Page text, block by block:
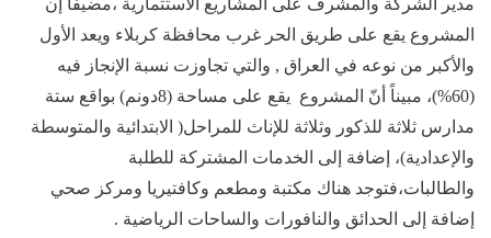
مدير الشركة والمشرف على المشاريع الاستثمارية ،مضيفاً إن
المشروع يقع على طريق الحر غرب محافظة كربلاء ويعد الأول
والأكبر من نوعه في العراق , والتي تجاوزت نسبة الإنجاز فيه
(60%)، مبيناً أنّ المشروع يقع على مساحة (8دونم) بواقع ستة
مدارس ثلاثة للذكور وثلاثة للإناث للمراحل( الابتدائية والمتوسطة
والإعدادية)، إضافة إلى الخدمات المشتركة للطلبة
والطالبات،فتوجد هناك مكتبة ومطعم وكافتيريا ومركز صحي
إضافة إلى الحدائق والنافورات والساحات الرياضية .